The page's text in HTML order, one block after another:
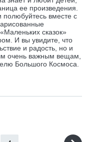
ее произведения.
полюбуйтесь вместе с
сказок»
И вы увидите, что
и радость, но и
очень важным вещам,
Большого Космоса.